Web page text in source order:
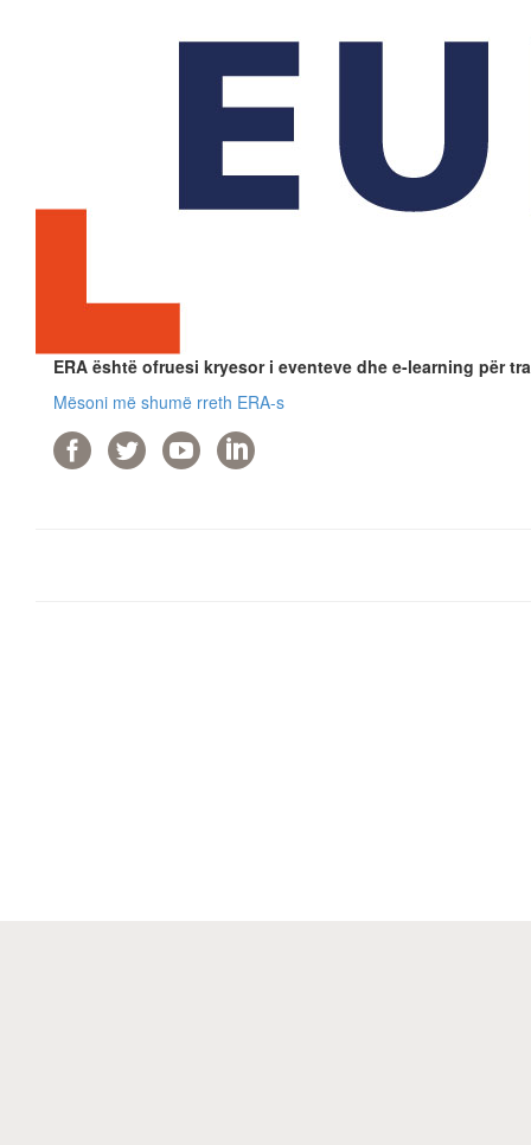
ERA është ofruesi kryesor i eventeve dhe e-learning për
Mësoni më shumë rreth ERA-s